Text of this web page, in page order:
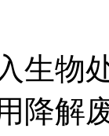
生物
降解